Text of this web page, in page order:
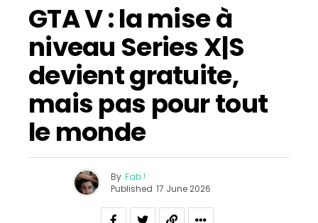
GTA V : la mise à
niveau Series X|S
devient gratuite,
mais pas pour tout
le monde
By Fab !
Published 17 June 2026